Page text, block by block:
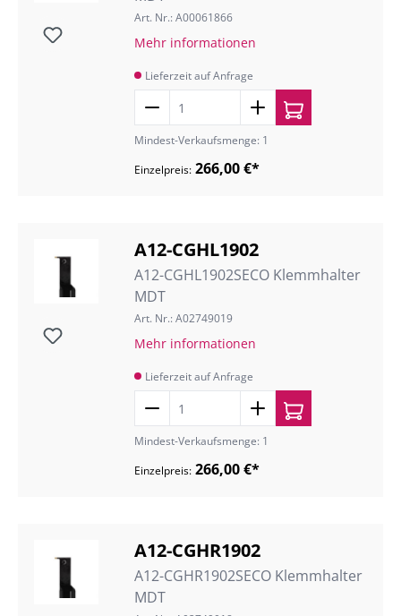
Art. Nr.: A00061866
Mehr informationen
Lieferzeit auf Anfrage
Mindest-Verkaufsmenge: 1
Einzelpreis: 266,00 €*
A12-CGHL1902
A12-CGHL1902SECO Klemmhalter
MDT
Art. Nr.: A02749019
Mehr informationen
Lieferzeit auf Anfrage
Mindest-Verkaufsmenge: 1
Einzelpreis: 266,00 €*
A12-CGHR1902
A12-CGHR1902SECO Klemmhalter
MDT